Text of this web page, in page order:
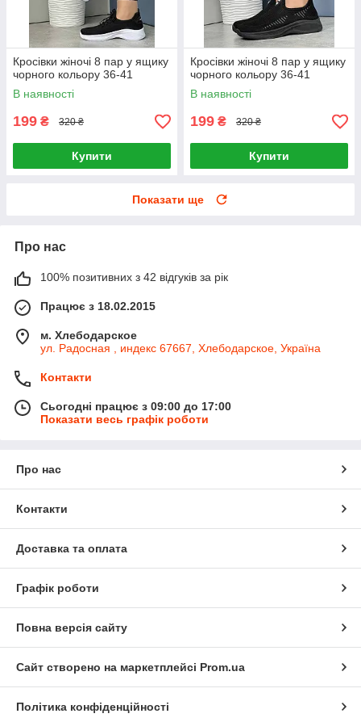
Кросівки жіночі 8 пар у ящику
чорного кольору 36-41
В наявності
199 ₴ 320 ₴
Купити
Кросівки жіночі 8 пар у ящику
чорного кольору 36-41
В наявності
199 ₴ 320 ₴
Купити
Показати ще
Про нас
100% позитивних з 42 відгуків за рік
Працює з 18.02.2015
м. Хлебодарское
ул. Радосная , индекс 67667, Хлебодарское, Україна
Контакти
Сьогодні працює з 09:00 до 17:00
Показати весь графік роботи
Про нас
Контакти
Доставка та оплата
Графік роботи
Повна версія сайту
Сайт створено на маркетплейсі Prom.ua
Політика конфіденційності